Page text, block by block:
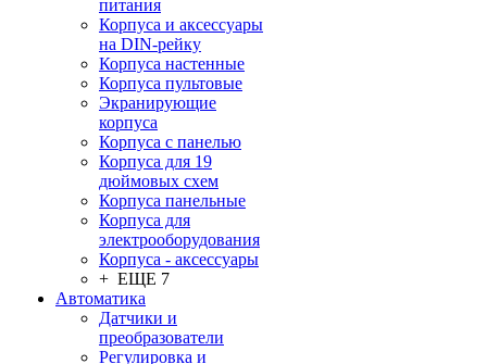
питания
Корпуса и аксессуары
на DIN-рейку
Корпуса настенные
Корпуса пультовые
Экранирующие
корпуса
Корпуса с панелью
Корпуса для 19
дюймовых схем
Корпуса панельные
Корпуса для
электрооборудования
Корпуса - аксессуары
+ ЕЩЕ 7
Автоматика
Датчики и
преобразователи
Регулировка и